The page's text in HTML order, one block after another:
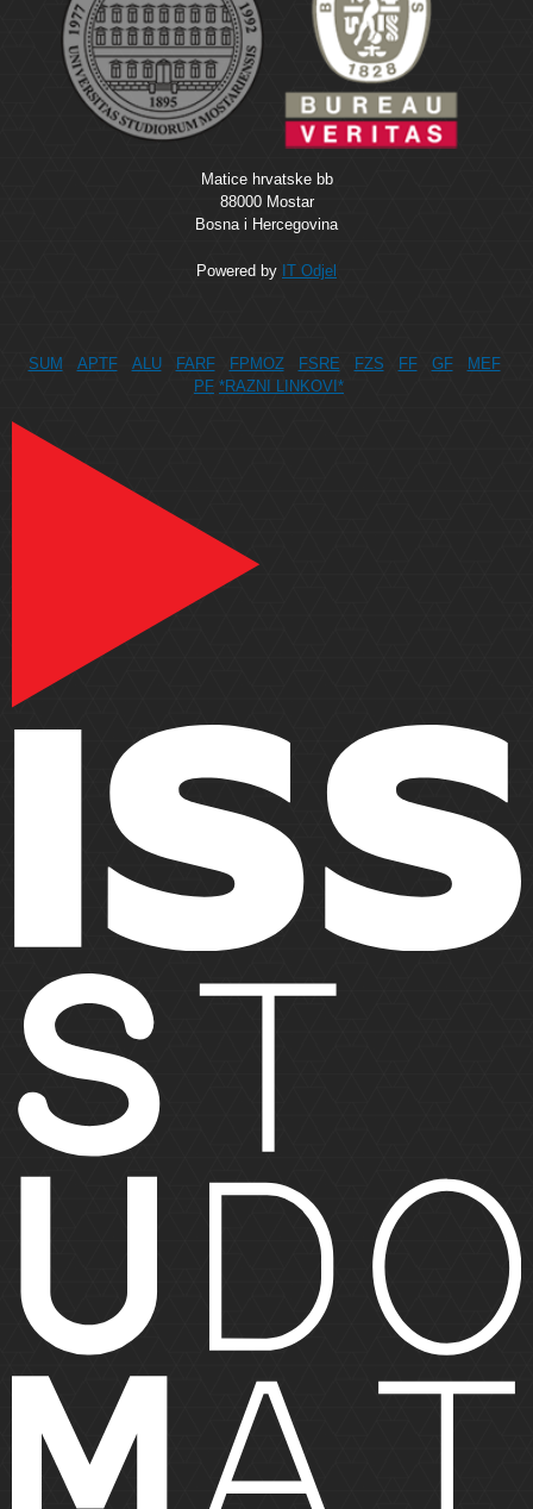
Matice hrvatske bb
88000 Mostar
Bosna i Hercegovina
Powered by IT Odjel
SUM APTF ALU FARF FPMOZ FSRE FZS FF GF
MEF
PF *RAZNI LINKOVI*